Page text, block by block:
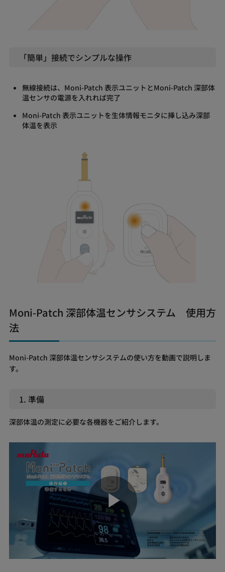
「簡単」接続でシンプルな操作
無線接続は、Moni-Patch 表示ユニットとMoni-Patch 深部体
温センサの電源を入れれば完了
Moni-Patch 表示ユニットを生体情報モニタに挿し込み深部
体温を表示
Moni-Patch 深部体温センサシステム 使用方
法
Moni-Patch 深部体温センサシステムの使い方を動画で説明しま
す。
1. 準備
深部体温の測定に必要な各機器をご紹介します。
Play